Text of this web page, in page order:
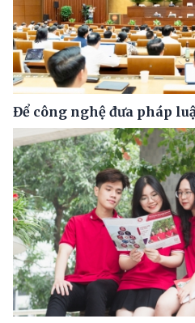
Để công nghệ đưa pháp